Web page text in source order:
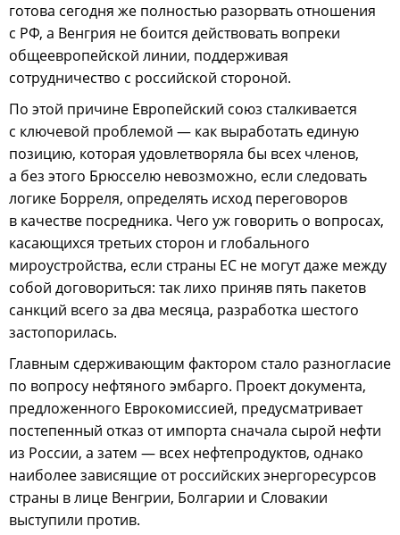
готова сегодня же полностью разорвать отношения
с РФ, а Венгрия не боится действовать вопреки
общеевропейской линии, поддерживая
сотрудничество с российской стороной.
По этой причине Европейский союз сталкивается
с ключевой проблемой — как выработать единую
позицию, которая удовлетворяла бы всех членов,
а без этого Брюсселю невозможно, если следовать
логике Борреля, определять исход переговоров
в качестве посредника. Чего уж говорить о вопросах,
касающихся третьих сторон и глобального
мироустройства, если страны ЕС не могут даже между
собой договориться: так лихо приняв пять пакетов
санкций всего за два месяца, разработка шестого
застопорилась.
Главным сдерживающим фактором стало разногласие
по вопросу нефтяного эмбарго. Проект документа,
предложенного Еврокомиссией, предусматривает
постепенный отказ от импорта сначала сырой нефти
из России, а затем — всех нефтепродуктов, однако
наиболее зависящие от российских энергоресурсов
страны в лице Венгрии, Болгарии и Словакии
выступили против.